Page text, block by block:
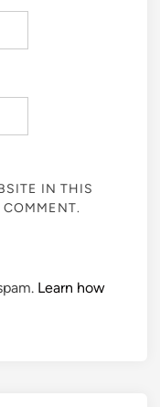
IN THIS
COMMENT.
Learn how